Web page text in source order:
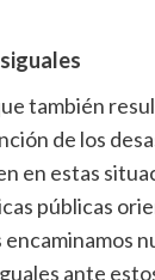
también
de los
en estas
públicas
encaminamos
ante